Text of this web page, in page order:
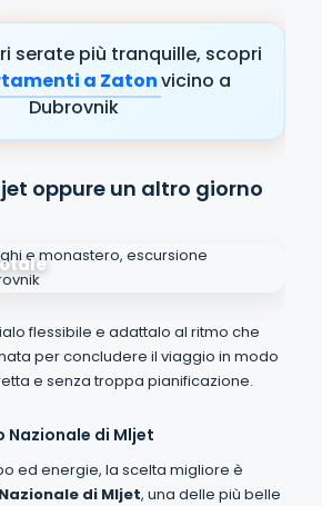
serate più tranquille, scopri
a Zatonvicino a
Dubrovnik
oppure un altro giorno
flessibile e adattalo al ritmo che
per concludere il viaggio in modo
e senza troppa pianificazione.
Nazionale di Mljet
ed energie, la scelta migliore è
di Mljet, una delle più belle